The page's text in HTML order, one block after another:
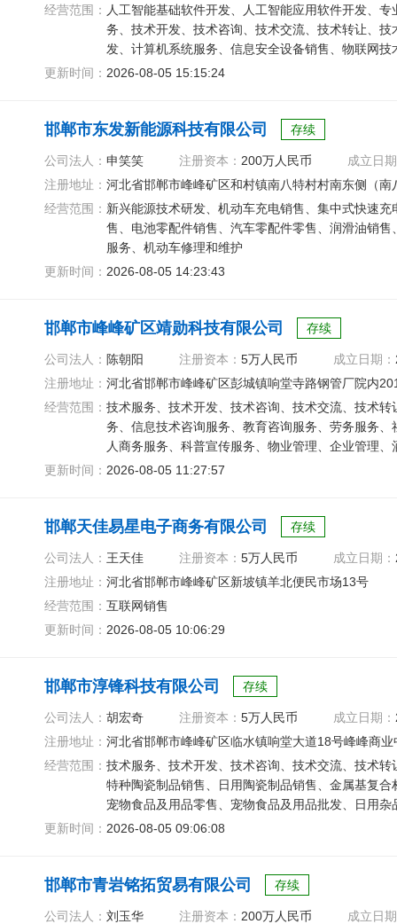
经营范围： 人工智能基础软件开发、人工智能应用软件开发、
务、技术开发、技术咨询、技术交流、技术转让、
发、计算机系统服务、信息安全设备销售、物联网
信息技术咨询服务
更新时间： 2026-08-05 15:15:24
邯郸市东发新能源科技有限公司 存续
公司法人： 申笑笑 注册资本： 200万人民币
成立日
注册地址： 河北省邯郸市峰峰矿区和村镇南八特村村南东侧（
经营范围： 新兴能源技术研发、机动车充电销售、集中式快速
售、电池零配件销售、汽车零配件零售、润滑油销
服务、机动车修理和维护
更新时间： 2026-08-05 14:23:43
邯郸市峰峰矿区靖勋科技有限公司 存续
公司法人： 陈朝阳 注册资本： 5万人民币 成立日期：
注册地址： 河北省邯郸市峰峰矿区彭城镇响堂寺路钢管厂院内
经营范围： 技术服务、技术开发、技术咨询、技术交流、技术
务、信息技术咨询服务、教育咨询服务、劳务服务
人商务服务、科普宣传服务、物业管理、企业管理
售、广告设计、代理、广告制作
更新时间： 2026-08-05 11:27:57
邯郸天佳易星电子商务有限公司 存续
公司法人： 王天佳 注册资本： 5万人民币 成立日期：
注册地址： 河北省邯郸市峰峰矿区新坡镇羊北便民市场13号
经营范围： 互联网销售
更新时间： 2026-08-05 10:06:29
邯郸市淳锋科技有限公司 存续
公司法人： 胡宏奇 注册资本： 5万人民币 成立日期：
注册地址： 河北省邯郸市峰峰矿区临水镇响堂大道18号峰峰商
经营范围： 技术服务、技术开发、技术咨询、技术交流、技术
特种陶瓷制品销售、日用陶瓷制品销售、金属基复
宠物食品及用品零售、宠物食品及用品批发、日用
材料销售
更新时间： 2026-08-05 09:06:08
邯郸市青岩铭拓贸易有限公司 存续
公司法人： 刘玉华 注册资本： 200万人民币
成立日